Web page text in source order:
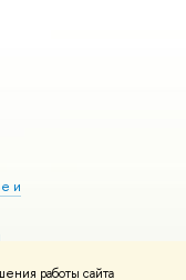
работы сайта
и